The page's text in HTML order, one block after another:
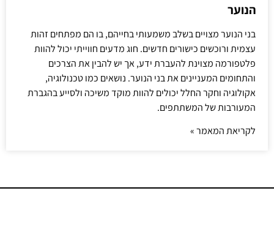
הנוער
בני הנוער מצויים בשלב משמעותי בחייהם, בו הם מפתחים זהות
עצמית ורוכשים כישורים חדשים. חוג מדעים חווייתי יכול להוות
פלטפורמה מצוינת להעברת ידע, אך יש להבין את הצרכים
והתחומים המעניינים את בני הנוער. נושאים כמו טכנולוגיה,
אקולוגיה וחקר החלל יכולים להוות מוקד משיכה ולסייע בהגברת
המעורבות של המשתתפים.
לקריאת המאמר »